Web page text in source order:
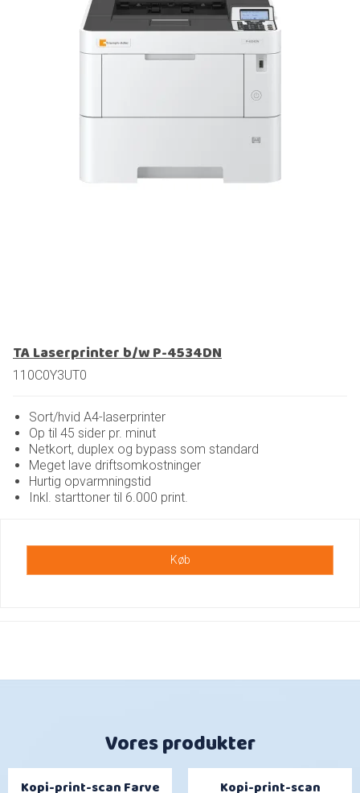
TA Laserprinter b/w P-4534DN
110C0Y3UT0
Sort/hvid A4-laserprinter
Op til 45 sider pr. minut
Netkort, duplex og bypass som standard
Meget lave driftsomkostninger
Hurtig opvarmningstid
Inkl. starttoner til 6.000 print.
Køb
Vores produkter
Kopi-print-scan Farve Kopi-print-scan